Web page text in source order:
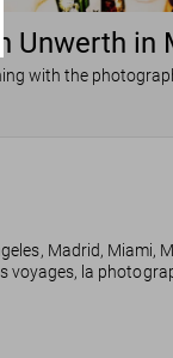
Unwerth in
with the
Madrid, Miami,
voyages, la